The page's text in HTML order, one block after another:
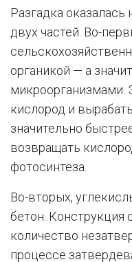
Разгадка
двух частей. Во-
органикой — а
микроорганизмами.
кислород и
значительно
возвращать
фотосинтеза.
Во-вторых,
бетон. Конструкция
количество
процессе